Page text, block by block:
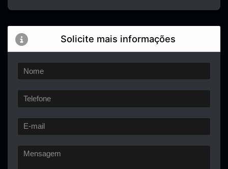
Solicite mais informações